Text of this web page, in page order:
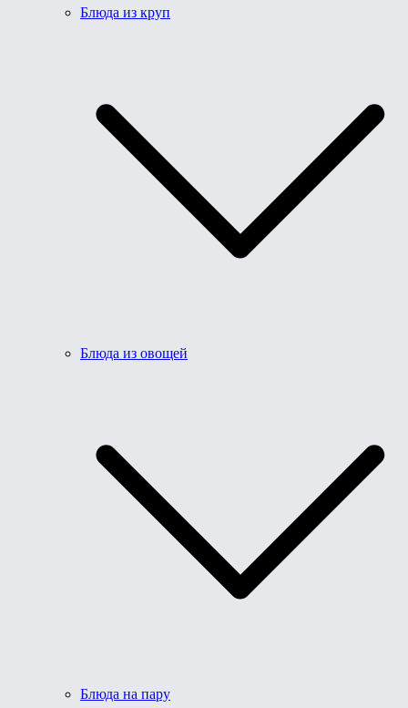
Блюда из круп
Блюда из овощей
Блюда на пару